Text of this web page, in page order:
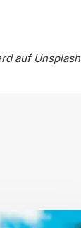
auf Unsplash